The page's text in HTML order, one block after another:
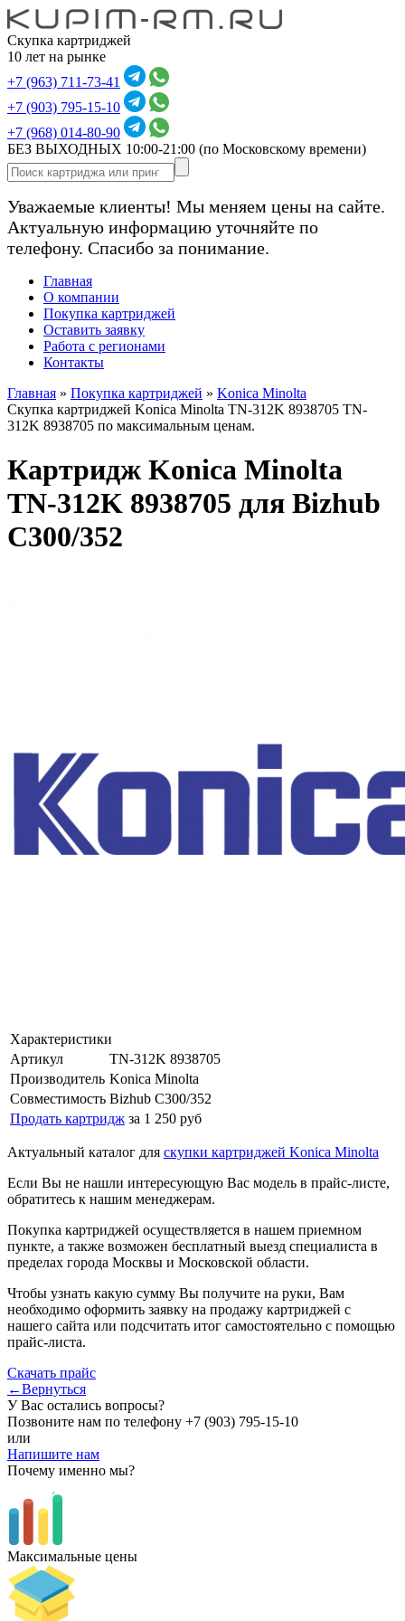
Скупка картриджей
10 лет на рынке
+7 (963) 711-73-41
+7 (903) 795-15-10
+7 (968) 014-80-90
БЕЗ ВЫХОДНЫХ 10:00-21:00 (по Московскому времени)
Уважаемые клиенты! Мы меняем цены на сайте.
Актуальную информацию уточняйте по
телефону. Спасибо за понимание.
Главная
О компании
Покупка картриджей
Оставить заявку
Работа с регионами
Контакты
Главная » Покупка картриджей » Konica Minolta
Скупка картриджей Konica Minolta TN-312K 8938705 TN-
312K 8938705 по максимальным ценам.
Картридж Konica Minolta
TN-312K 8938705 для Bizhub
C300/352
Характеристики
Артикул
TN-312K 8938705
Производитель Konica Minolta
Совместимость Bizhub C300/352
Продать картридж за 1 250 руб
Актуальный каталог для скупки картриджей Konica Minolta
Если Вы не нашли интересующую Вас модель в прайс-листе,
обратитесь к нашим менеджерам.
Покупка картриджей осуществляется в нашем приемном
пункте, а также возможен бесплатный выезд специалиста в
пределах города Москвы и Московской области.
Чтобы узнать какую сумму Вы получите на руки, Вам
необходимо оформить заявку на продажу картриджей с
нашего сайта или подсчитать итог самостоятельно с помощью
прайс-листа.
Скачать прайс
←Вернуться
У Вас остались вопросы?
Позвоните нам по телефону +7 (903) 795-15-10
или
Напишите нам
Почему именно мы?
Максимальные цены